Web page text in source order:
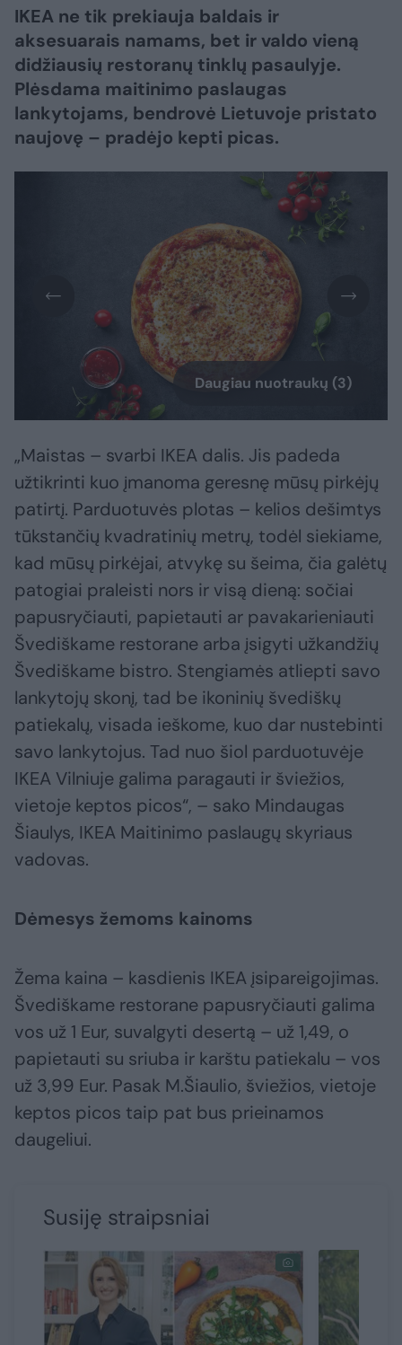
IKEA ne tik prekiauja baldais ir
aksesuarais namams, bet ir valdo vieną
didžiausių restoranų tinklų pasaulyje.
Plėsdama maitinimo paslaugas
lankytojams, bendrovė Lietuvoje pristato
naujovę – pradėjo kepti picas.
Daugiau nuotraukų (3)
„Maistas – svarbi IKEA dalis. Jis padeda
užtikrinti kuo įmanoma geresnę mūsų pirkėjų
patirtį. Parduotuvės plotas – kelios dešimtys
tūkstančių kvadratinių metrų, todėl siekiame,
kad mūsų pirkėjai, atvykę su šeima, čia galėtų
patogiai praleisti nors ir visą dieną: sočiai
papusryčiauti, papietauti ar pavakarieniauti
Švediškame restorane arba įsigyti užkandžių
Švediškame bistro. Stengiamės atliepti savo
lankytojų skonį, tad be ikoninių švediškų
patiekalų, visada ieškome, kuo dar nustebinti
savo lankytojus. Tad nuo šiol parduotuvėje
IKEA Vilniuje galima paragauti ir šviežios,
vietoje keptos picos“, – sako Mindaugas
Šiaulys, IKEA Maitinimo paslaugų skyriaus
vadovas.
Dėmesys žemoms kainoms
Žema kaina – kasdienis IKEA įsipareigojimas.
Švediškame restorane papusryčiauti galima
vos už 1 Eur, suvalgyti desertą – už 1,49, o
papietauti su sriuba ir karštu patiekalu – vos
už 3,99 Eur. Pasak M.Šiaulio, šviežios, vietoje
keptos picos taip pat bus prieinamos
daugeliui.
Susiję straipsniai